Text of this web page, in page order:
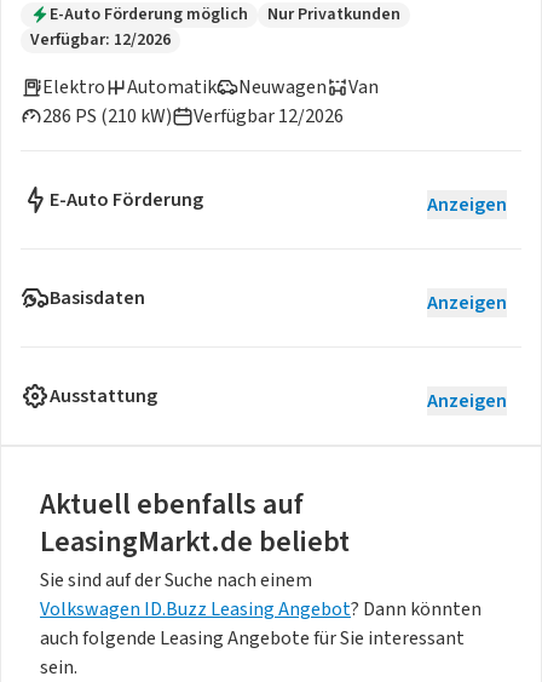
E-Auto Förderung möglich
Nur Privatkunden
Verfügbar: 12/2026
Elektro
Neuwagen
286 PS (210 kW)
Automatik
Van
Verfügbar 12/2026
E-Auto Förderung Anzeigen
Basisdaten Anzeigen
Ausstattung Anzeigen
Aktuell ebenfalls auf
LeasingMarkt.de beliebt
Sie sind auf der Suche nach einem
Volkswagen ID.Buzz Leasing Angebot? Dann könnten
auch folgende Leasing Angebote für Sie interessant
sein.